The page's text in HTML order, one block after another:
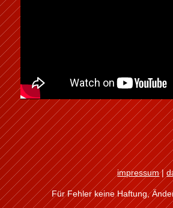
impressum|
Für Fehler keine Haftung,